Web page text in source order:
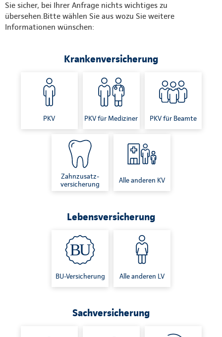
Sie sicher, bei Ihrer Anfrage nichts wichtiges zu
übersehen.Bitte wählen Sie aus wozu Sie weitere
Informationen wünschen:
Krankenversicherung
PKV PKV für Mediziner PKV für Beamte
Zahnzusatz-
versicherung
Alle anderen KV
Lebensversicherung
BU-Versicherung Alle anderen LV
Sachversicherung